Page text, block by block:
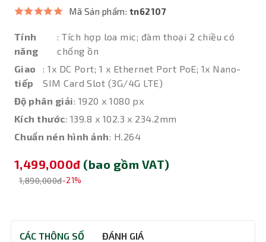
Mã Sản phẩm: tn62107
Tính
năng
: Tích hợp loa mic; đàm thoại 2 chiều có
chống ồn
Giao
tiếp
: 1x DC Port; 1 x Ethernet Port PoE; 1x Nano-
SIM Card Slot (3G/4G LTE)
Độ phân giải: 1920 x 1080 px
Kích thước: 139.8 x 102.3 x 234.2mm
Chuẩn nén hình ảnh: H.264
1,499,000đ (bao gồm VAT)
1,890,000đ-21%
CÁC THÔNG SỐ ĐÁNH GIÁ